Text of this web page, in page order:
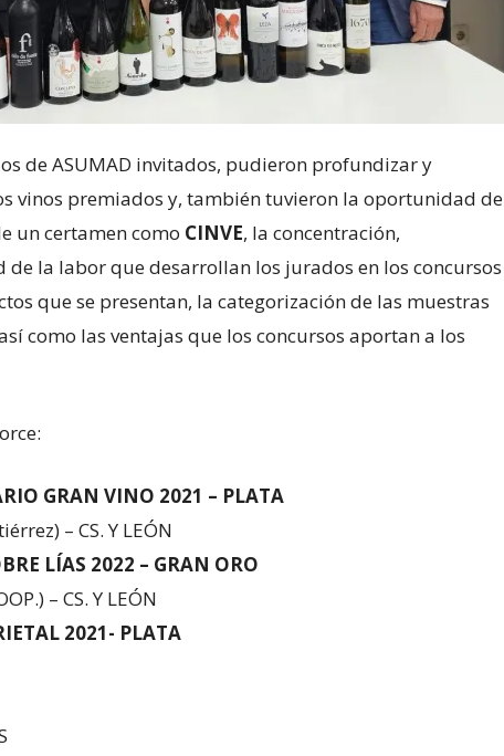
de ASUMAD invitados, pudieron profundizar y
vinos premiados y, también tuvieron la oportunidad de
un certamen como CINVE, la concentración,
la labor que desarrollan los jurados en los concursos
que se presentan, la categorización de las muestras
como las ventajas que los concursos aportan a los
GRAN VINO 2021 – PLATA
– CS. Y LEÓN
LÍAS 2022 – GRAN ORO
– CS. Y LEÓN
2021- PLATA